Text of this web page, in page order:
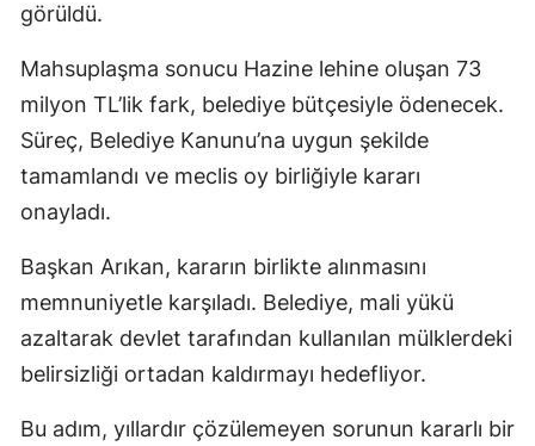
görüldü.
Mahsuplaşma sonucu Hazine lehine oluşan 73
milyon TL’lik fark, belediye bütçesiyle ödenecek.
Süreç, Belediye Kanunu’na uygun şekilde
tamamlandı ve meclis oy birliğiyle kararı
onayladı.
Başkan Arıkan, kararın birlikte alınmasını
memnuniyetle karşıladı. Belediye, mali yükü
azaltarak devlet tarafından kullanılan mülklerdeki
belirsizliği ortadan kaldırmayı hedefliyor.
Bu adım, yıllardır çözülemeyen sorunun kararlı bir